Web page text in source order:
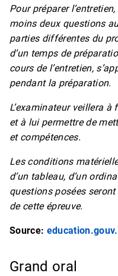
Pour préparer
moins deux questions
parties différentes du
d’un temps de
cours de l’entretien,
pendant la préparation.
L’examinateur veillera
et à lui permettre de
et compétences.
Les conditions
d’un tableau, d’un
questions posées
de cette épreuve.
Source:
Grand oral